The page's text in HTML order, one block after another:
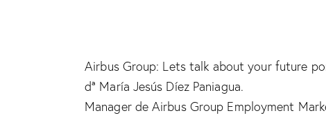
Airbus Group: Lets talk about your future
dª María Jesús Díez Paniagua.
Manager de Airbus Group Employment